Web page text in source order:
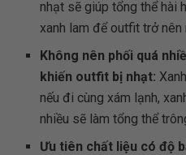
nhạt sẽ giúp tổng thể hài
xanh lam để outfit trở nên
Không nên phối quá
khiến outfit bị nhạt:
nếu đi cùng xám lạnh,
nhiều sẽ làm tổng thể
Ưu tiên chất liệu có độ